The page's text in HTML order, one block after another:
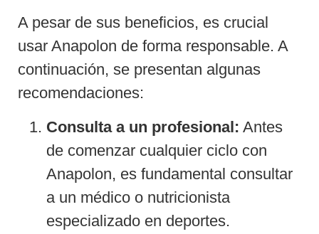
A pesar de sus beneficios, es crucial
usar Anapolon de forma responsable. A
continuación, se presentan algunas
recomendaciones:
Consulta a un profesional: Antes
de comenzar cualquier ciclo con
Anapolon, es fundamental consultar
a un médico o nutricionista
especializado en deportes.